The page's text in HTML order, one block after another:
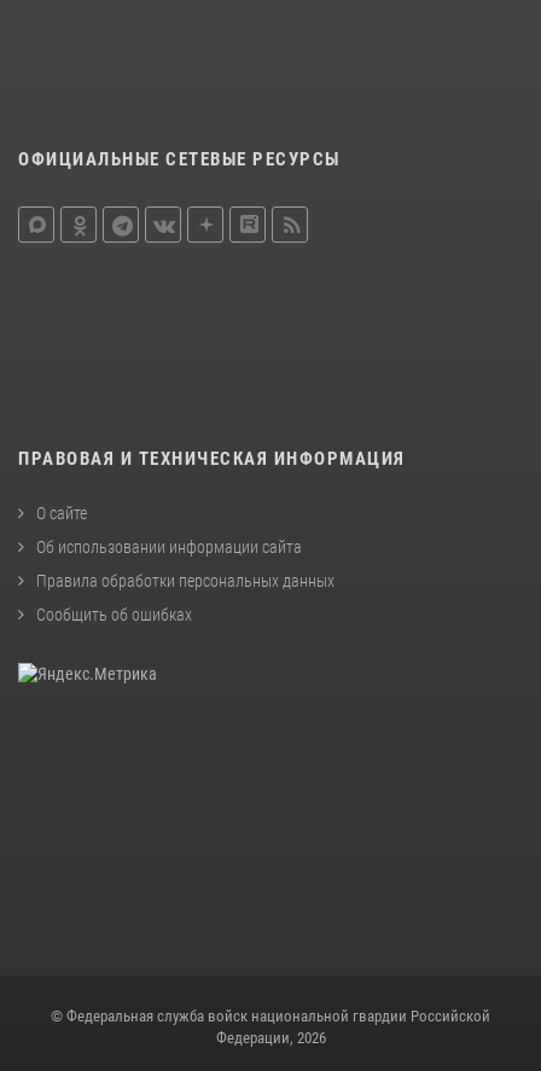
ОФИЦИАЛЬНЫЕ СЕТЕВЫЕ РЕСУРСЫ
ПРАВОВАЯ И ТЕХНИЧЕСКАЯ ИНФОРМАЦИЯ
О сайте
Об использовании информации сайта
Правила обработки персональных данных
Сообщить об ошибках
© Федеральная служба войск национальной гвардии Российской
Федерации, 2026